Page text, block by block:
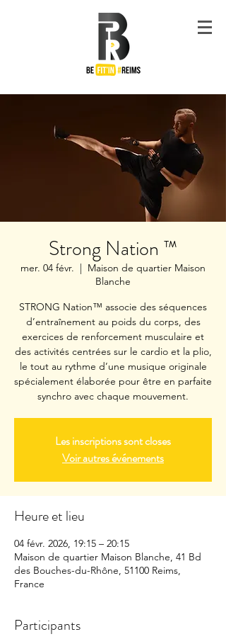
Strong Nation ™
mer. 04 févr.
  |
Maison de quartier Maison
Blanche
STRONG Nation™ associe des séquences
d’entraînement au poids du corps, des
exercices de renforcement musculaire et
des activités centrées sur le cardio et la plio,
le tout au rythme d’une musique originale
spécialement élaborée pour être en parfaite
synchro avec chaque mouvement.
Les inscriptions sont closes
Voir autres événements
Heure et lieu
04 févr. 2026, 19:15 – 20:15
Maison de quartier Maison Blanche, 41 Bd
des Bouches-du-Rhône, 51100 Reims,
France
Participants